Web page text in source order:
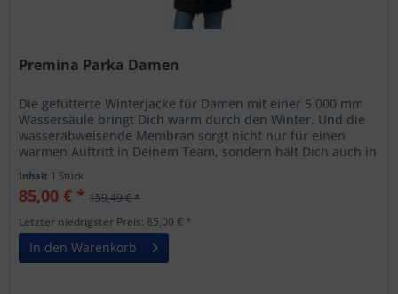
Premina Parka Damen
Die gefütterte Winterjacke für Damen mit einer 5.000 mm
Wassersäule bringt Dich warm durch den Winter. Und die
wasserabweisende Membran sorgt nicht nur für einen
warmen Auftritt in Deinem Team, sondern hält Dich auch in
Inhalt 1 Stück
85,00 € * 159,49 € *
Letzter niedrigster Preis: 85,00 € *
In den Warenkorb